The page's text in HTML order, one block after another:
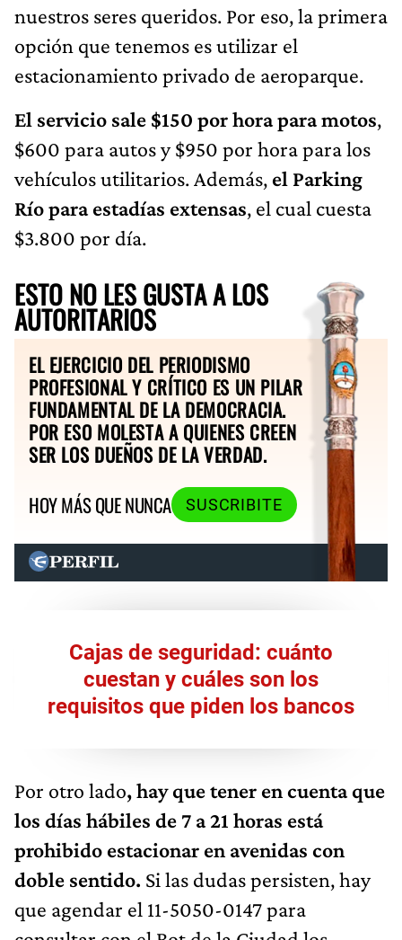
nuestros seres queridos. Por eso, la primera
opción que tenemos es utilizar el
estacionamiento privado de aeroparque.
El servicio sale $150 por hora para motos,
$600 para autos y $950 por hora para los
vehículos utilitarios. Además, el Parking
Río para estadías extensas, el cual cuesta
$3.800 por día.
ESTO NO LES GUSTA A LOS
AUTORITARIOS
EL EJERCICIO DEL PERIODISMO
PROFESIONAL Y CRÍTICO ES UN PILAR
FUNDAMENTAL DE LA DEMOCRACIA.
POR ESO MOLESTA A QUIENES CREEN
SER LOS DUEÑOS DE LA VERDAD.
HOY MÁS QUE NUNCA
SUSCRIBITE
Cajas de seguridad: cuánto
cuestan y cuáles son los
requisitos que piden los bancos
Por otro lado, hay que tener en cuenta que
los días hábiles de 7 a 21 horas está
prohibido estacionar en avenidas con
doble sentido. Si las dudas persisten, hay
que agendar el 11-5050-0147 para